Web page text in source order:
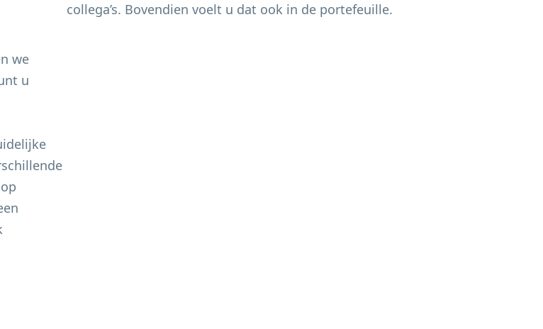
collega’s. Bovendien voelt u dat ook in de portefeuille.
we
u